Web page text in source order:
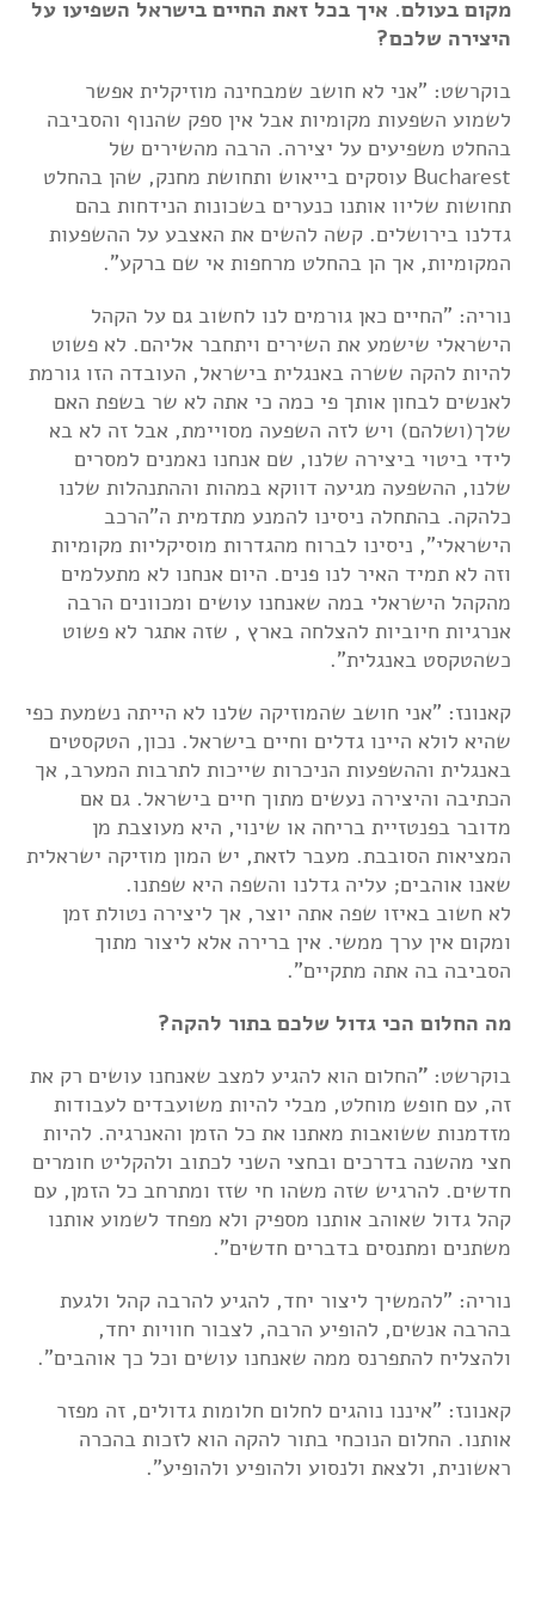
מקום בעולם. איך בכל זאת החיים בישראל השפיעו על
היצירה שלכם?
בוקרשט: "אני לא חושב שמבחינה מוזיקלית אפשר
לשמוע השפעות מקומיות אבל אין ספק שהנוף והסביבה
בהחלט משפיעים על יצירה. הרבה מהשירים של
Bucharest עוסקים בייאוש ותחושת מחנק, שהן בהחלט
תחושות שליוו אותנו כנערים בשכונות הנידחות בהם
גדלנו בירושלים. קשה להשים את האצבע על ההשפעות
המקומיות, אך הן בהחלט מרחפות אי שם ברקע".
נוריה: "החיים כאן גורמים לנו לחשוב גם על הקהל
הישראלי שישמע את השירים ויתחבר אליהם. לא פשוט
להיות להקה ששרה באנגלית בישראל, העובדה הזו גורמת
לאנשים לבחון אותך פי כמה כי אתה לא שר בשפת האם
שלך(ושלהם) ויש לזה השפעה מסויימת, אבל זה לא בא
לידי ביטוי ביצירה שלנו, שם אנחנו נאמנים למסרים
שלנו, ההשפעה מגיעה דווקא במהות וההתנהלות שלנו
כלהקה. בהתחלה ניסינו להמנע מתדמית ה"הרכב
הישראלי", ניסינו לברוח מהגדרות מוסיקליות מקומיות
וזה לא תמיד האיר לנו פנים. היום אנחנו לא מתעלמים
מהקהל הישראלי במה שאנחנו עושים ומכוונים הרבה
אנרגיות חיוביות להצלחה בארץ , שזה אתגר לא פשוט
כשהטקסט באנגלית".
קאנונז: "אני חושב שהמוזיקה שלנו לא הייתה נשמעת כפי
שהיא לולא היינו גדלים וחיים בישראל. נכון, הטקסטים
באנגלית וההשפעות הניכרות שייכות לתרבות המערב, אך
הכתיבה והיצירה נעשים מתוך חיים בישראל. גם אם
מדובר בפנטזיית בריחה או שינוי, היא מעוצבת מן
המציאות הסובבת. מעבר לזאת, יש המון מוזיקה ישראלית
שאנו אוהבים; עליה גדלנו והשפה היא שפתנו.
לא חשוב באיזו שפה אתה יוצר, אך ליצירה נטולת זמן
ומקום אין ערך ממשי. אין ברירה אלא ליצור מתוך
הסביבה בה אתה מתקיים".
מה החלום הכי גדול שלכם בתור להקה?
בוקרשט: "החלום הוא להגיע למצב שאנחנו עושים רק את
זה, עם חופש מוחלט, מבלי להיות משועבדים לעבודות
מזדמנות ששואבות מאתנו את כל הזמן והאנרגיה. להיות
חצי מהשנה בדרכים ובחצי השני לכתוב ולהקליט חומרים
חדשים. להרגיש שזה משהו חי שזז ומתרחב כל הזמן, עם
קהל גדול שאוהב אותנו מספיק ולא מפחד לשמוע אותנו
משתנים ומתנסים בדברים חדשים".
נוריה: "להמשיך ליצור יחד, להגיע להרבה קהל ולגעת
בהרבה אנשים, להופיע הרבה, לצבור חוויות יחד,
ולהצליח להתפרנס ממה שאנחנו עושים וכל כך אוהבים".
קאנונז: "איננו נוהגים לחלום חלומות גדולים, זה מפזר
אותנו. החלום הנוכחי בתור להקה הוא לזכות בהכרה
ראשונית, ולצאת ולנסוע ולהופיע ולהופיע".